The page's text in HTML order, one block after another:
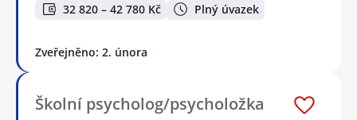
32 820 – 42 780 Kč Plný úvazek
Zveřejněno: 2. února
Školní psycholog/psycholožka